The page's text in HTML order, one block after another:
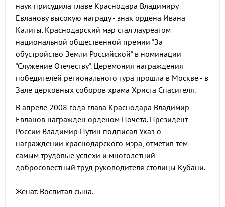
наук присудила главе Краснодара Владимиру
Евланову высокую награду - знак ордена Ивана
Калиты. Краснодарский мэр стал лауреатом
национальной общественной премии "За
обустройство Земли Российской" в номинации
"Служение Отечеству". Церемония награждения
победителей регионального тура прошла в Москве - в
Зале церковных соборов храма Христа Спасителя.
В апреле 2008 года глава Краснодара Владимир
Евланов награжден орденом Почета. Президент
России Владимир Путин подписал Указ о
награждении краснодарского мэра, отметив тем
самым трудовые успехи и многолетний
добросовестный труд руководителя столицы Кубани.
Женат. Воспитал сына.